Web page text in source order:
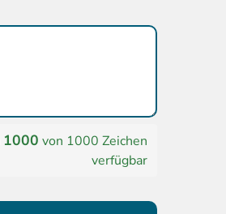
1000 von 1000 Zeichen
verfügbar